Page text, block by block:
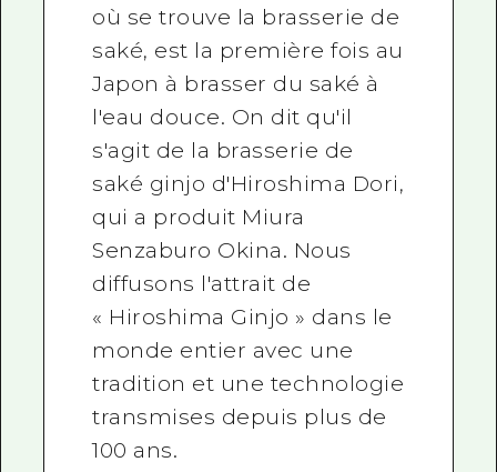
où se trouve la brasserie de
saké, est la première fois au
Japon à brasser du saké à
l'eau douce. On dit qu'il
s'agit de la brasserie de
saké ginjo d'Hiroshima Dori,
qui a produit Miura
Senzaburo Okina. Nous
diffusons l'attrait de
« Hiroshima Ginjo » dans le
monde entier avec une
tradition et une technologie
transmises depuis plus de
100 ans.